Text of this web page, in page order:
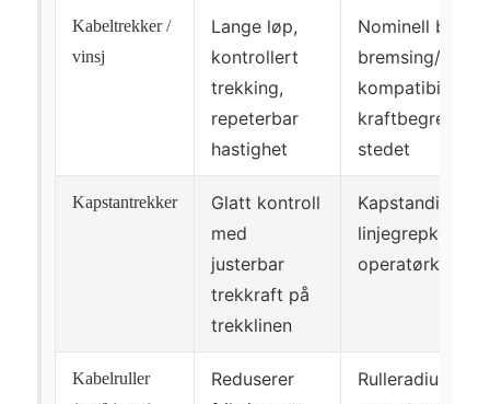
Kabeltrekker /
vinsj
Lange løp,
kontrollert
trekking,
repeterbar
hastighet
Nominell
bremsing/
kompatibilitet
stedet
Kapstantrekker
Glatt kontroll
med
justerbar
trekkraft på
trekklinen
Kabelruller
Reduserer
Rulleradius,